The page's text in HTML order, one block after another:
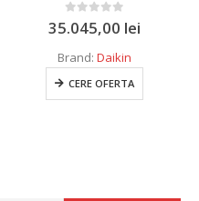
0 out of 5
35.045,00 lei
Brand: Daikin
CERE OFERTA